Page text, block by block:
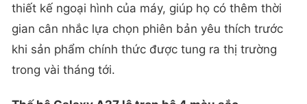
thiết kế ngoại hình của máy, giúp họ có thêm thời
gian cân nhắc lựa chọn phiên bản yêu thích trước
khi sản phẩm chính thức được tung ra thị trường
trong vài tháng tới.